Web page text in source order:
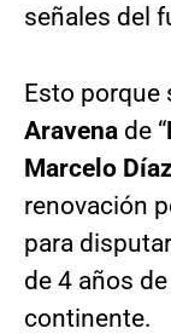
señales del
Esto porque
Aravena de “
Marcelo Díaz
renovación
para
de 4 años
continente.